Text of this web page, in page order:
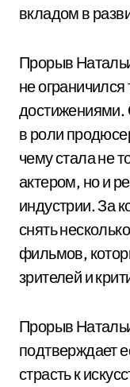
вкладом в
Прорыв
не ограничился
достижениями.
в роли
чему стала не
актером, но и
индустрии. За
снять
фильмов,
зрителей и
Прорыв
подтверждает
страсть к